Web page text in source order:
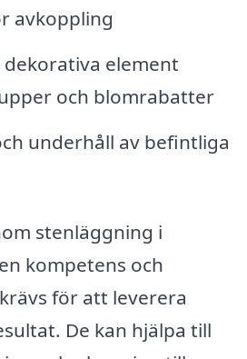
avkoppling
dekorativa element
och blomrabatter
underhåll av befintliga
stenläggning i
kompetens och
för att leverera
De kan hjälpa till